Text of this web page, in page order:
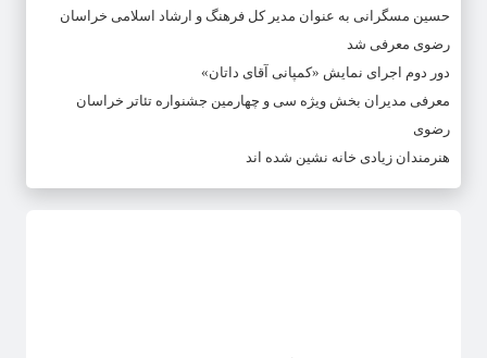
حسین مسگرانی به عنوان مدیر کل فرهنگ و ارشاد اسلامی خراسان
رضوی معرفی شد
دور دوم اجرای نمایش «کمپانی آقای داتان»
معرفی مدیران بخش ویژه سی و چهارمین جشنواره تئاتر خراسان
رضوی
هنرمندان زیادی خانه نشین شده اند